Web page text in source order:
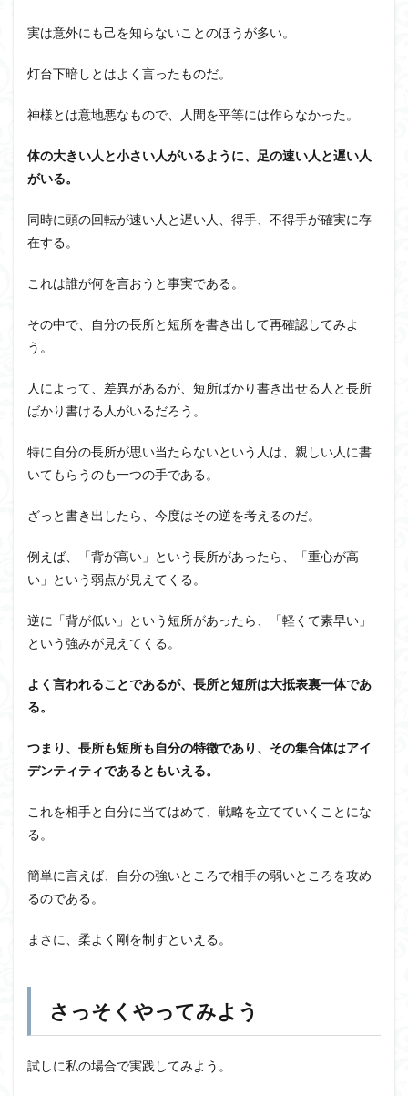
実は意外にも己を知らないことのほうが多い。
灯台下暗しとはよく言ったものだ。
神様とは意地悪なもので、人間を平等には作らなかった。
体の大きい人と小さい人がいるように、足の速い人と遅い人
がいる。
同時に頭の回転が速い人と遅い人、得手、不得手が確実に存
在する。
これは誰が何を言おうと事実である。
その中で、自分の長所と短所を書き出して再確認してみよ
う。
人によって、差異があるが、短所ばかり書き出せる人と長所
ばかり書ける人がいるだろう。
特に自分の長所が思い当たらないという人は、親しい人に書
いてもらうのも一つの手である。
ざっと書き出したら、今度はその逆を考えるのだ。
例えば、「背が高い」という長所があったら、「重心が高
い」という弱点が見えてくる。
逆に「背が低い」という短所があったら、「軽くて素早い」
という強みが見えてくる。
よく言われることであるが、長所と短所は大抵表裏一体であ
る。
つまり、長所も短所も自分の特徴であり、その集合体はアイ
デンティティであるともいえる。
これを相手と自分に当てはめて、戦略を立てていくことにな
る。
簡単に言えば、自分の強いところで相手の弱いところを攻め
るのである。
まさに、柔よく剛を制すといえる。
さっそくやってみよう
試しに私の場合で実践してみよう。